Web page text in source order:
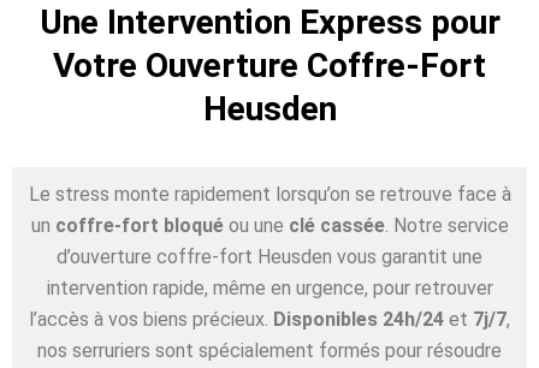
Une Intervention Express pour
Votre Ouverture Coffre-Fort
Heusden
Le stress monte rapidement lorsqu’on se retrouve face à
un coffre-fort bloquéou une clé cassée. Notre service
d’ouverture coffre-fort Heusden vous garantit une
intervention rapide, même en urgence, pour retrouver
l’accès à vos biens précieux. Disponibles 24h/24 et 7j/7,
nos serruriers sont spécialement formés pour résoudre